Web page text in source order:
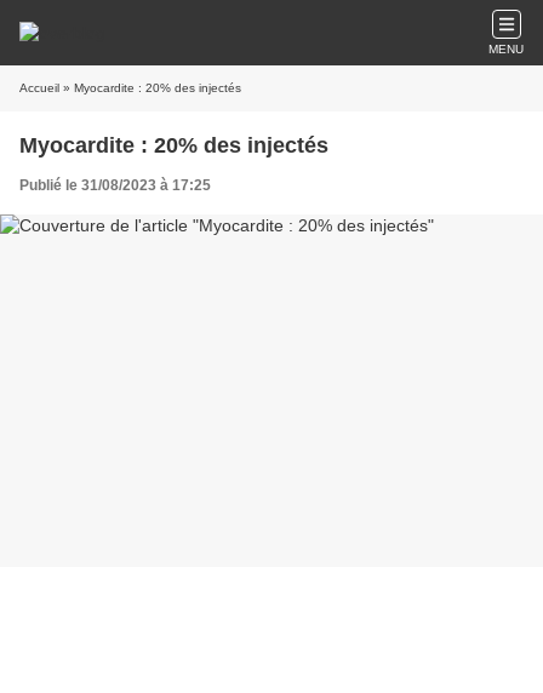
MENU
Accueil » Myocardite : 20% des injectés
Myocardite : 20% des injectés
Publié le 31/08/2023 à 17:25